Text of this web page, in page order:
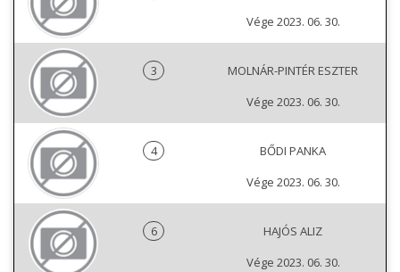
Vége 2023. 06. 30.
3
MOLNÁR-PINTÉR ESZTER
Vége 2023. 06. 30.
4
BŐDI PANKA
Vége 2023. 06. 30.
6
HAJÓS ALIZ
Vége 2023. 06. 30.